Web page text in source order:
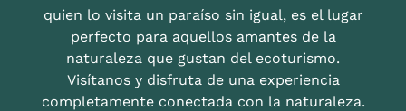
quien lo visita un paraíso sin igual, es el lugar
perfecto para aquellos amantes de la
naturaleza que gustan del ecoturismo.
Visítanos y disfruta de una experiencia
completamente conectada con la naturaleza.